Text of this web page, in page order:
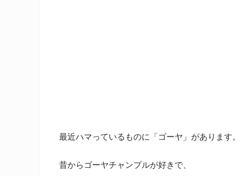
最近ハマっているものに「ゴーヤ」があります。
昔からゴーヤチャンプルが好きで、